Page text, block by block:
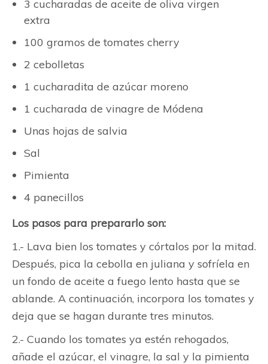
3 cucharadas de aceite de oliva virgen
extra
100 gramos de tomates cherry
2 cebolletas
1 cucharadita de azúcar moreno
1 cucharada de vinagre de Módena
Unas hojas de salvia
Sal
Pimienta
4 panecillos
Los pasos para prepararlo son:
1.- Lava bien los tomates y córtalos por la mitad.
Después, pica la cebolla en juliana y sofríela en
un fondo de aceite a fuego lento hasta que se
ablande. A continuación, incorpora los tomates y
deja que se hagan durante tres minutos.
2.- Cuando los tomates ya estén rehogados,
añade el azúcar, el vinagre, la sal y la pimienta